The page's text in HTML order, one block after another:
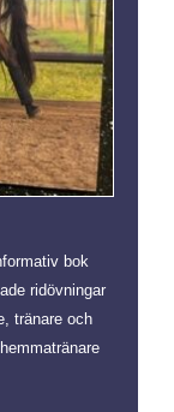
bok
ridövningar
tränare och